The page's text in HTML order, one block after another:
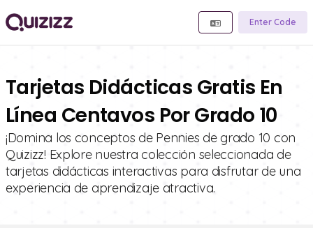
Enter Code
Tarjetas Didácticas Gratis En
Línea Centavos Por Grado 10
¡Domina los conceptos de Pennies de grado 10 con
Quizizz! Explore nuestra colección seleccionada de
tarjetas didácticas interactivas para disfrutar de una
experiencia de aprendizaje atractiva.